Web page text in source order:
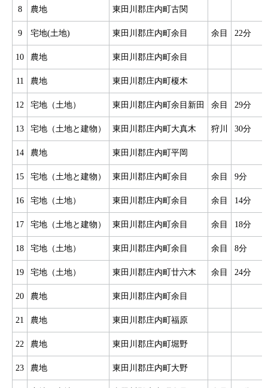
8 農地 東田川郡庄内町古関
9 宅地(土地) 東田川郡庄内町余目 余目 22分
10 農地 東田川郡庄内町余目
11 農地 東田川郡庄内町榎木
12 宅地（土地） 東田川郡庄内町余目新田 余目 29分
13 宅地（土地と建物） 東田川郡庄内町大真木 狩川 30分
14 農地 東田川郡庄内町平岡
15 宅地（土地と建物） 東田川郡庄内町余目 余目 9分
16 宅地（土地） 東田川郡庄内町余目 余目 14分
17 宅地（土地と建物） 東田川郡庄内町余目 余目 18分
18 宅地（土地） 東田川郡庄内町余目 余目 8分
19 宅地（土地） 東田川郡庄内町廿六木 余目 24分
20 農地 東田川郡庄内町余目
21 農地 東田川郡庄内町福原
22 農地 東田川郡庄内町堀野
23 農地 東田川郡庄内町大野